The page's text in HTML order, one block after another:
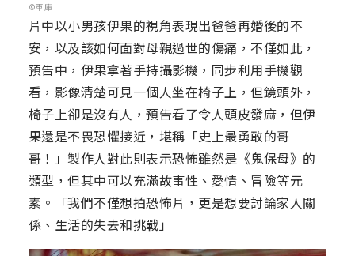
©車庫
片中以小男孩伊果的視角表現出爸爸再婚後的不
安，以及該如何面對母親過世的傷痛，不僅如此，
預告中，伊果拿著手持攝影機，同步利用手機觀
看，影像清楚可見一個人坐在椅子上，但鏡頭外，
椅子上卻是沒有人，預告看了令人頭皮發麻，但伊
果還是不畏恐懼接近，堪稱「史上最勇敢的哥
哥！」製作人對此則表示恐怖雖然是《鬼保母》的
類型，但其中可以充滿故事性、愛情、冒險等元
素。「我們不僅想拍恐怖片，更是想要討論家人關
係、生活的失去和挑戰」